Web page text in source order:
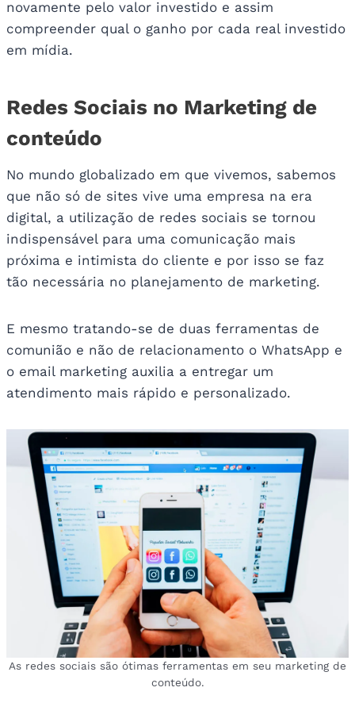
novamente pelo valor investido e assim
compreender qual o ganho por cada real investido
em mídia.
Redes Sociais no Marketing de
conteúdo
No mundo globalizado em que vivemos, sabemos
que não só de sites vive uma empresa na era
digital, a utilização de redes sociais se tornou
indispensável para uma comunicação mais
próxima e intimista do cliente e por isso se faz
tão necessária no planejamento de marketing.
E mesmo tratando-se de duas ferramentas de
comunião e não de relacionamento o WhatsApp e
o email marketing auxilia a entregar um
atendimento mais rápido e personalizado.
As redes sociais são ótimas ferramentas em seu marketing de
conteúdo.